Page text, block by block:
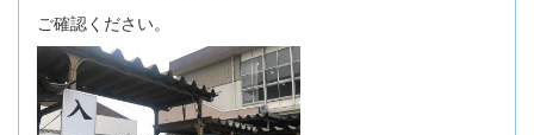
ご確認ください。